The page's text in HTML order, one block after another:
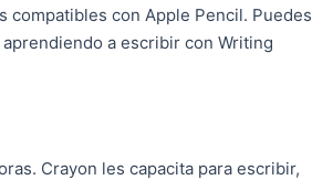
compatibles con Apple Pencil. Puedes
a escribir con Writing
Crayon les capacita para escribir,